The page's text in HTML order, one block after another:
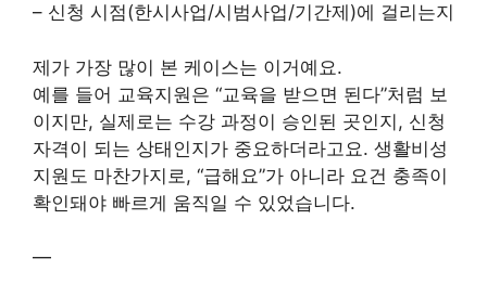
– 신청 시점(한시사업/시범사업/기간제)에 걸리는지
제가 가장 많이 본 케이스는 이거예요.
예를 들어 교육지원은 “교육을 받으면 된다”처럼 보
이지만, 실제로는 수강 과정이 승인된 곳인지, 신청
자격이 되는 상태인지가 중요하더라고요. 생활비성
지원도 마찬가지로, “급해요”가 아니라 요건 충족이
확인돼야 빠르게 움직일 수 있었습니다.
—